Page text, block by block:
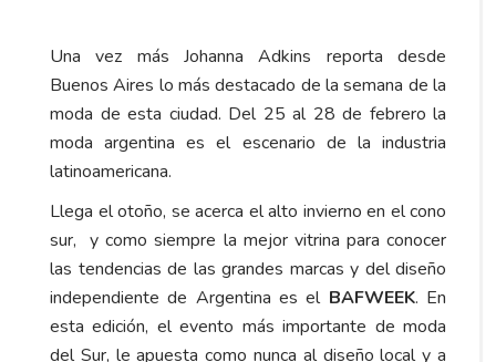
Una vez más Johanna Adkins reporta desde
Buenos Aires lo más destacado de la semana de la
moda de esta ciudad. Del 25 al 28 de febrero la
moda argentina es el escenario de la industria
latinoamericana.
Llega el otoño, se acerca el alto invierno en el cono
sur, y como siempre la mejor vitrina para conocer
las tendencias de las grandes marcas y del diseño
independiente de Argentina es el BAFWEEK. En
esta edición, el evento más importante de moda
del Sur, le apuesta como nunca al diseño local y a